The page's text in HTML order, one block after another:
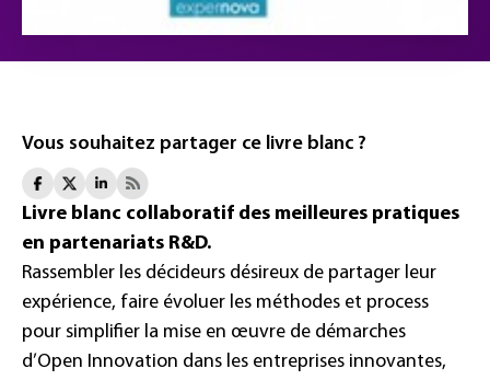
Vous souhaitez partager ce livre blanc ?
Livre blanc collaboratif des meilleures pratiques
en partenariats R&D.
Rassembler les décideurs désireux de partager leur
expérience, faire évoluer les méthodes et process
pour simplifier la mise en œuvre de démarches
d’Open Innovation dans les entreprises innovantes,